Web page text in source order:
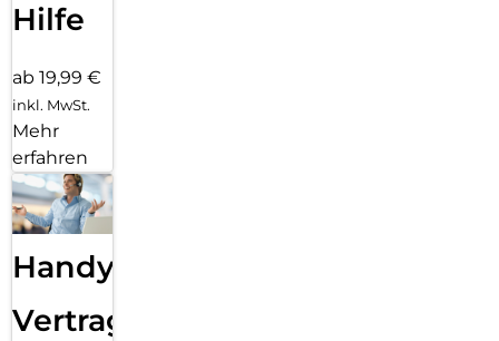
Hilfe
ab 19,99 €
inkl. MwSt.
Mehr
erfahren
Handy
Vertragsabwicklung